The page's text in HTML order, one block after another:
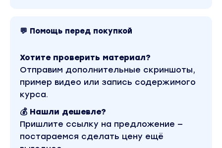
6) Быстрый выход на монету ( Теория) - Все
и варианты в данных реалиях.
8) Монетизация и контроль своей музыки на
. Система Content ID - Работаем через
дистрибьютора. (Теория)
Здесь мы совершенно по новому посмотрим на
монетизацию с Ютуб канала.
Не нужно подключать монетизацию на канал.
Больше вариантов работы.
💬 Помощь перед покупкой
Хотите проверить материал?
Отправим дополнительные скриншоты,
пример видео или запись содержимого
курса.
💰 Нашли дешевле?
Пришлите ссылку на предложение —
постараемся сделать цену ещё